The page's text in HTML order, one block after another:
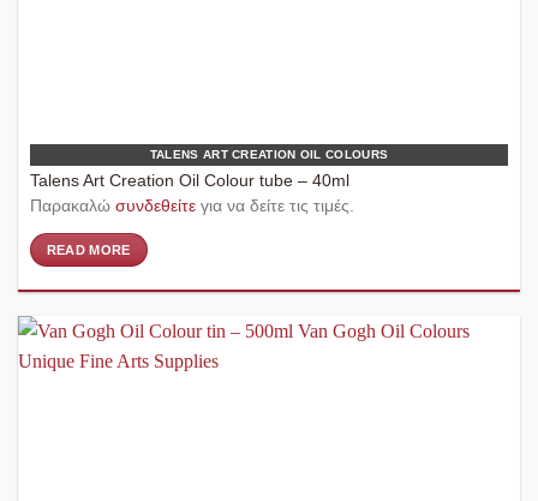
TALENS ART CREATION OIL COLOURS
Talens Art Creation Oil Colour tube – 40ml
Παρακαλώ συνδεθείτεγια να δείτε τις τιμές.
READ MORE